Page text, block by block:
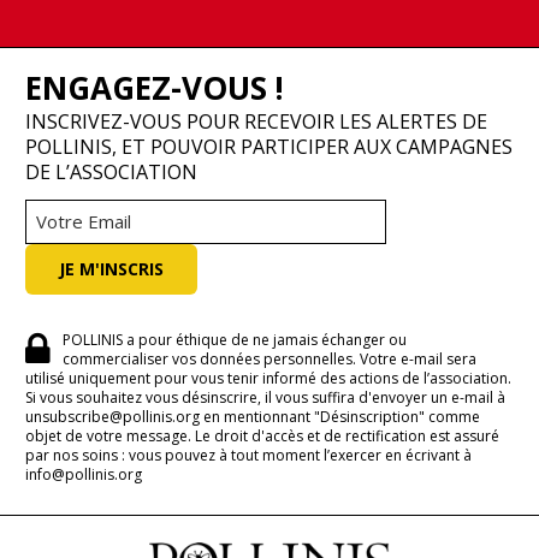
ENGAGEZ-VOUS !
INSCRIVEZ-VOUS POUR RECEVOIR LES ALERTES DE
POLLINIS, ET POUVOIR PARTICIPER AUX CAMPAGNES
DE L’ASSOCIATION
POLLINIS a pour éthique de ne jamais échanger ou
commercialiser vos données personnelles. Votre e-mail sera
utilisé uniquement pour vous tenir informé des actions de l’association.
Si vous souhaitez vous désinscrire, il vous suffira d'envoyer un e-mail à
unsubscribe@pollinis.org en mentionnant "Désinscription" comme
objet de votre message. Le droit d'accès et de rectification est assuré
par nos soins : vous pouvez à tout moment l’exercer en écrivant à
info@pollinis.org